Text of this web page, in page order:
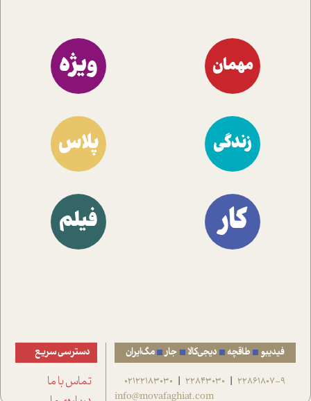
مهمان ویژه
زندگی پلاس
کار فیلم
فیدیبو طاقچه دیجی‌کالا جار مگ‌ایران
22861807-9
|
22843030
|
02122183030
info@movafaghiat.com
دسترسی سریع
تماس با ما